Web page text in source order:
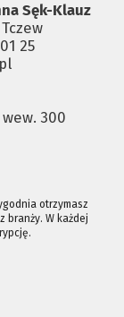
Sęk-Klauz
25
300
otrzymasz
branży. W każdej